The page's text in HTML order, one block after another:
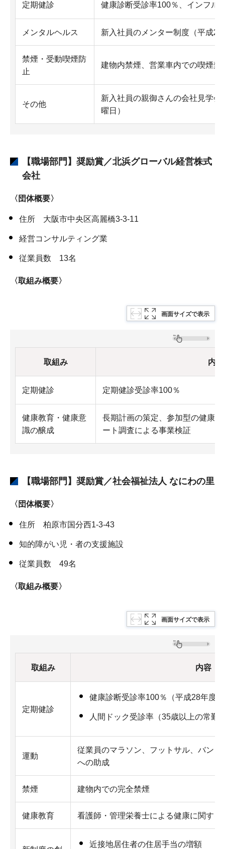
定期健診 健康診断受診率100％、インフル
メンタルヘルス 新入社員のメンター制度（平成
禁煙・受動喫煙防
止
建物内禁煙、営業車内での喫煙禁
その他
新入社員の親御さんの会社見学
曜日）
【職場部門】奨励賞／北浜グローバル経営株式
会社
〈団体概要〉
住所 大阪市中央区高麗橋3-3-11
経営コンサルティング業
従業員数 13名
〈取組み概要〉
画面サイズで表示
取組み 内容
定期健診 定期健診受診率100％
健康教育・健康意
識の醸成
長期計画の策定、参加型の健康
ート調査による事業検証
【職場部門】奨励賞／社会福祉法人 なにわの里
〈団体概要〉
住所 柏原市国分西1-3-43
知的障がい児・者の支援施設
従業員数 49名
〈取組み概要〉
画面サイズで表示
取組み 内容
定期健診
健康診断受診率100％（平成28年度）
人間ドック受診率（35歳以上の常勤
運動
従業員のマラソン、フットサル、バン
への助成
禁煙 建物内での完全禁煙
健康教育 看護師・管理栄養士による健康に関する
近接地居住者の住居手当の増額